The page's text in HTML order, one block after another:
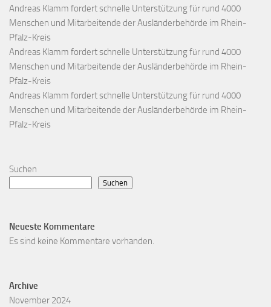
Andreas Klamm fordert schnelle Unterstützung für rund 4000
Menschen und Mitarbeitende der Ausländerbehörde im Rhein-
Pfalz-Kreis
Andreas Klamm fordert schnelle Unterstützung für rund 4000
Menschen und Mitarbeitende der Ausländerbehörde im Rhein-
Pfalz-Kreis
Andreas Klamm fordert schnelle Unterstützung für rund 4000
Menschen und Mitarbeitende der Ausländerbehörde im Rhein-
Pfalz-Kreis
Suchen
Suchen
Neueste Kommentare
Es sind keine Kommentare vorhanden.
Archive
November 2024